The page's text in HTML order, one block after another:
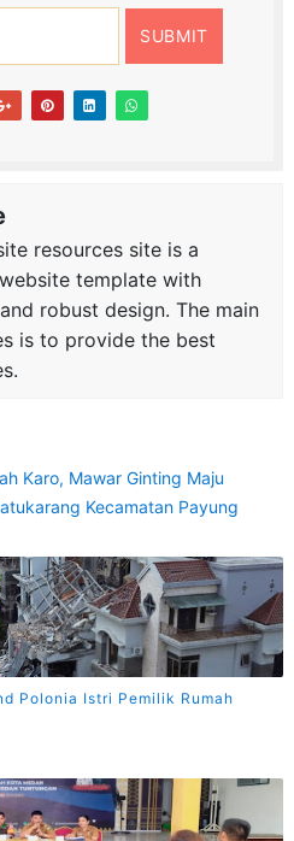
resources site is a
template with
robust design. The main
is to provide the best
Karo, Mawar Ginting Maju
Kecamatan Payung
Polonia Istri Pemilik Rumah